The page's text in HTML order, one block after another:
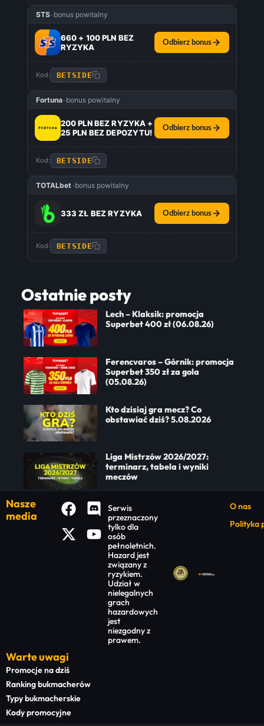
STS–bonus powitalny
660 + 100 PLN BEZ
RYZYKA
Odbierz bonus
Kod: BETSIDE
Fortuna–bonus powitalny
200 PLN BEZ RYZYKA +
25 PLN BEZ DEPOZYTU!
Odbierz bonus
Kod: BETSIDE
TOTALbet–bonus powitalny
333 ZŁ BEZ RYZYKA Odbierz bonus
Kod: BETSIDE
Ostatnie posty
Lech – Klaksik: promocja
Superbet 400 zł (06.08.26)
Ferencvaros – Górnik: promocja
Superbet 350 zł za gola
(05.08.26)
Kto dzisiaj gra mecz? Co
obstawiać dziś? 5.08.2026
Liga Mistrzów 2026/2027:
terminarz, tabela i wyniki
meczów
Nasze
media
Serwis
przeznaczony
tylko dla
osób
pełnoletnich.
Hazard jest
związany z
ryzykiem.
Udział w
nielegalnych
grach
hazardowych
jest
niezgodny z
prawem.
O nas
Polityka
Warte uwagi
Promocje na dziś
Ranking bukmacherów
Typy bukmacherskie
Kody promocyjne